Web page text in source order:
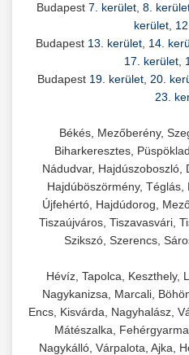
Budapest 7. kerület, 8.
kerület
Budapest 13. kerület 14.
17. kerület
Budapest 19. kerület 20.
23.
Békés, Mezőberény,
Biharkeresztes,
Nádudvar, Hajdúszoboszló,
Hajdúböszörmény, Téglás,
Újfehértó, Hajdúdorog,
Tiszaújváros, Tiszavasvári,
Szikszó, Szerencs,
Hévíz, Tapolca, Keszthely,
Nagykanizsa, Marcali,
Encs, Kisvárda, Nagyhalász,
Mátészalka,
Nagykálló, Várpalota, Ajka,